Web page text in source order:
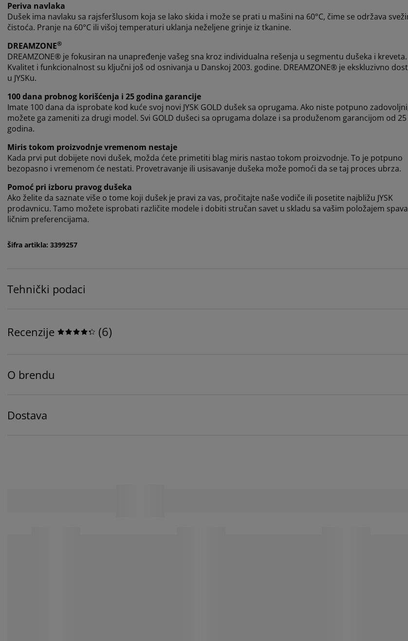
Periva navlaka
Dušek ima navlaku sa rajsferšlusom koja se lako skida i može se prati u mašini na 60°C, čime se održava
čistoća. Pranje na 60°C ili višoj temperaturi uklanja neželjene grinje iz tkanine.
DREAMZONE®
DREAMZONE® je fokusiran na unapređenje vašeg sna kroz individualna rešenja u segmentu dušeka i kreveta.
Kvalitet i funkcionalnost su ključni još od osnivanja u Danskoj 2003. godine. DREAMZONE® je ekskluzivno
u JYSKu.
100 dana probnog korišćenja i 25 godina garancije
Imate 100 dana da isprobate kod kuće svoj novi JYSK GOLD dušek sa oprugama. Ako niste potpuno
možete ga zameniti za drugi model. Svi GOLD dušeci sa oprugama dolaze i sa produženom garancijom od 25
godina.
Miris tokom proizvodnje vremenom nestaje
Kada prvi put dobijete novi dušek, možda ćete primetiti blag miris nastao tokom proizvodnje. To je potpuno
bezopasno i vremenom će nestati. Provetravanje ili usisavanje dušeka može pomoći da se taj proces ubrza.
Pomoć pri izboru pravog dušeka
Ako želite da saznate više o tome koji dušek je pravi za vas, pročitajte naše vodiče ili posetite najbližu JYSK
prodavnicu. Tamo možete isprobati različite modele i dobiti stručan savet u skladu sa vašim položajem
ličnim preferencijama.
Šifra artikla: 3399257
Tehnički podaci
Recenzije (6)
O brendu
Dostava